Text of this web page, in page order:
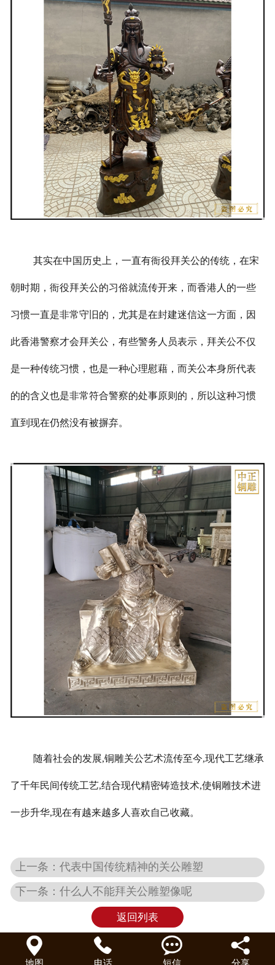
其实在中国历史上，一直有衙役拜关公的传统，在宋
朝时期，衙役拜关公的习俗就流传开来，而香港人的一些
习惯一直是非常守旧的，尤其是在封建迷信这一方面，因
此香港警察才会拜关公，有些警务人员表示，拜关公不仅
是一种传统习惯，也是一种心理慰藉，而关公本身所代表
的的含义也是非常符合警察的处事原则的，所以这种习惯
直到现在仍然没有被摒弃。
随着社会的发展,铜雕关公艺术流传至今,现代工艺继承
了千年民间传统工艺,结合现代精密铸造技术,使铜雕技术进
一步升华,现在有越来越多人喜欢自己收藏。
上一条：代表中国传统精神的关公雕塑
下一条：什么人不能拜关公雕塑像呢
返回列表
   